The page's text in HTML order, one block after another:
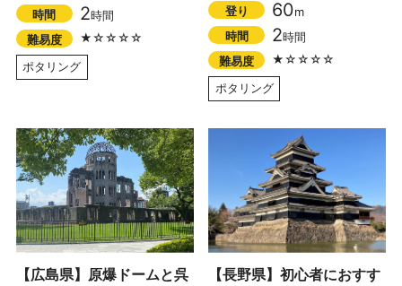
時間 2時間
難易度
★☆☆☆☆
ポタリング
登り 60m
時間
2時間
難易度
★☆☆☆☆
ポタリング
【広島県】原爆ドームと呉
【長野県】初心者におすす